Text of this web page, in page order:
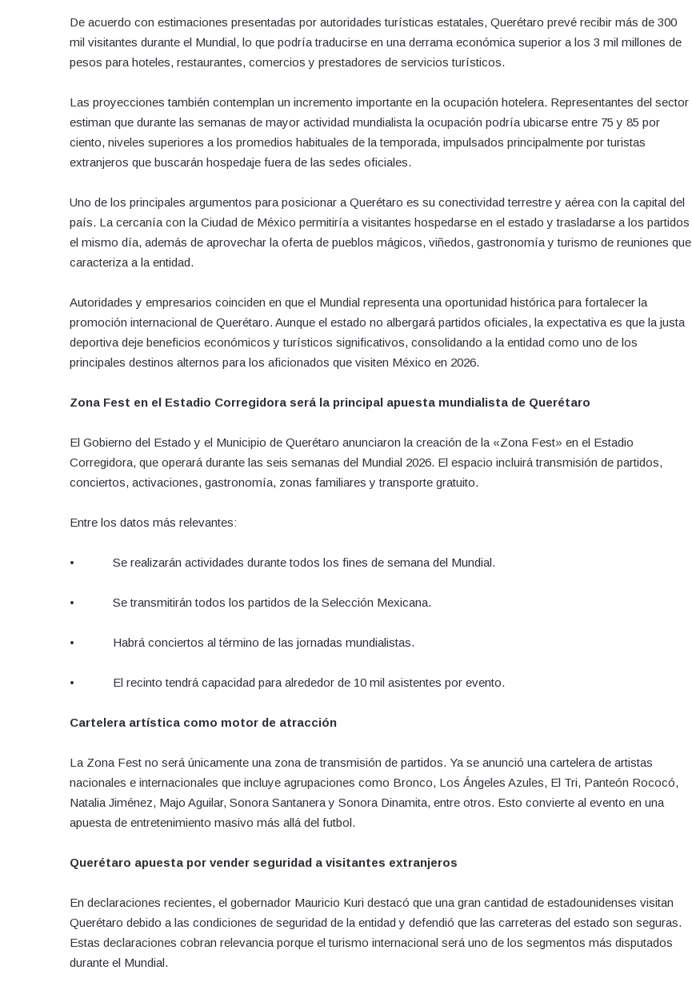
De acuerdo con estimaciones presentadas por autoridades turísticas estatales, Querétaro prevé recibir más de 300
mil visitantes durante el Mundial, lo que podría traducirse en una derrama económica superior a los 3 mil millones de
pesos para hoteles, restaurantes, comercios y prestadores de servicios turísticos.
Las proyecciones también contemplan un incremento importante en la ocupación hotelera. Representantes del sector
estiman que durante las semanas de mayor actividad mundialista la ocupación podría ubicarse entre 75 y 85 por
ciento, niveles superiores a los promedios habituales de la temporada, impulsados principalmente por turistas
extranjeros que buscarán hospedaje fuera de las sedes oficiales.
Uno de los principales argumentos para posicionar a Querétaro es su conectividad terrestre y aérea con la capital del
país. La cercanía con la Ciudad de México permitiría a visitantes hospedarse en el estado y trasladarse a los partidos
el mismo día, además de aprovechar la oferta de pueblos mágicos, viñedos, gastronomía y turismo de reuniones que
caracteriza a la entidad.
Autoridades y empresarios coinciden en que el Mundial representa una oportunidad histórica para fortalecer la
promoción internacional de Querétaro. Aunque el estado no albergará partidos oficiales, la expectativa es que la justa
deportiva deje beneficios económicos y turísticos significativos, consolidando a la entidad como uno de los
principales destinos alternos para los aficionados que visiten México en 2026.
Zona Fest en el Estadio Corregidora será la principal apuesta mundialista de Querétaro
El Gobierno del Estado y el Municipio de Querétaro anunciaron la creación de la «Zona Fest» en el Estadio
Corregidora, que operará durante las seis semanas del Mundial 2026. El espacio incluirá transmisión de partidos,
conciertos, activaciones, gastronomía, zonas familiares y transporte gratuito.
Entre los datos más relevantes:
• Se realizarán actividades durante todos los fines de semana del Mundial.
• Se transmitirán todos los partidos de la Selección Mexicana.
• Habrá conciertos al término de las jornadas mundialistas.
• El recinto tendrá capacidad para alrededor de 10 mil asistentes por evento.
Cartelera artística como motor de atracción
La Zona Fest no será únicamente una zona de transmisión de partidos. Ya se anunció una cartelera de artistas
nacionales e internacionales que incluye agrupaciones como Bronco, Los Ángeles Azules, El Tri, Panteón Rococó,
Natalia Jiménez, Majo Aguilar, Sonora Santanera y Sonora Dinamita, entre otros. Esto convierte al evento en una
apuesta de entretenimiento masivo más allá del futbol.
Querétaro apuesta por vender seguridad a visitantes extranjeros
En declaraciones recientes, el gobernador Mauricio Kuri destacó que una gran cantidad de estadounidenses visitan
Querétaro debido a las condiciones de seguridad de la entidad y defendió que las carreteras del estado son seguras.
Estas declaraciones cobran relevancia porque el turismo internacional será uno de los segmentos más disputados
durante el Mundial.